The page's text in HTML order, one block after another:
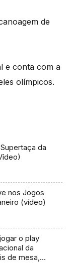
de
e conta com a
olímpicos.
da
nos Jogos
(vídeo)
o play
da
de mesa,